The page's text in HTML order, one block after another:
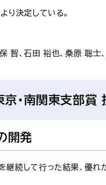
り決定している。
智、石田 裕也、桑原 聡士
・南関東支部賞
開発
継続して行った結果、優